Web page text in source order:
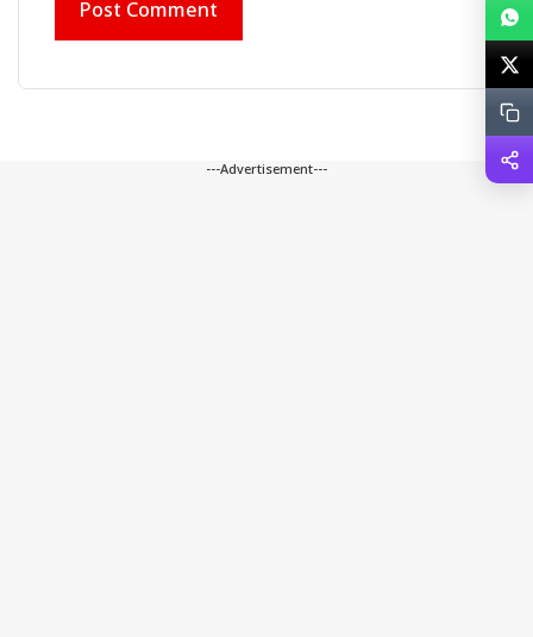
---Advertisement---